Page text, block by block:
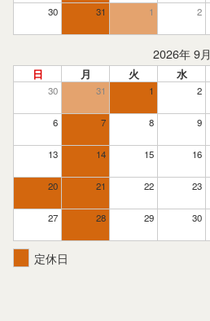
30 31 1 2
2026年 9月
日 月 火 水
30 31 1 2
6 7 8 9
13 14 15 16
20 21 22 23
27 28 29 30
定休日